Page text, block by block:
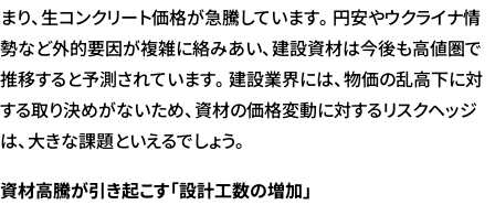
まり、生コンクリート価格が急騰しています。円安やウクライナ情
勢など外的要因が複雑に絡みあい、建設資材は今後も高値圏で
推移すると予測されています。建設業界には、物価の乱高下に対
する取り決めがないため、資材の価格変動に対するリスクヘッジ
は、大きな課題といえるでしょう。
資材高騰が引き起こす「設計工数の増加」